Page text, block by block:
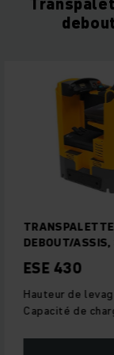
DEBOUT/
ESE 430
Hauteur de
Capacité de